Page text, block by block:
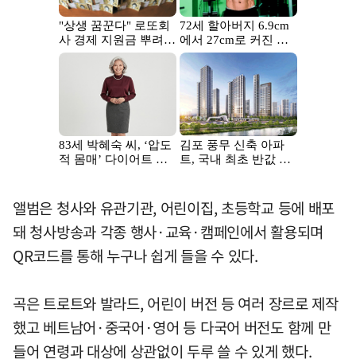
앨범은 청사와 유관기관, 어린이집, 초등학교 등에 배포
돼 청사방송과 각종 행사·교육·캠페인에서 활용되며
QR코드를 통해 누구나 쉽게 들을 수 있다.
곡은 트로트와 발라드, 어린이 버전 등 여러 장르로 제작
했고 베트남어·중국어·영어 등 다국어 버전도 함께 만
들어 연령과 대상에 상관없이 두루 쓸 수 있게 했다.